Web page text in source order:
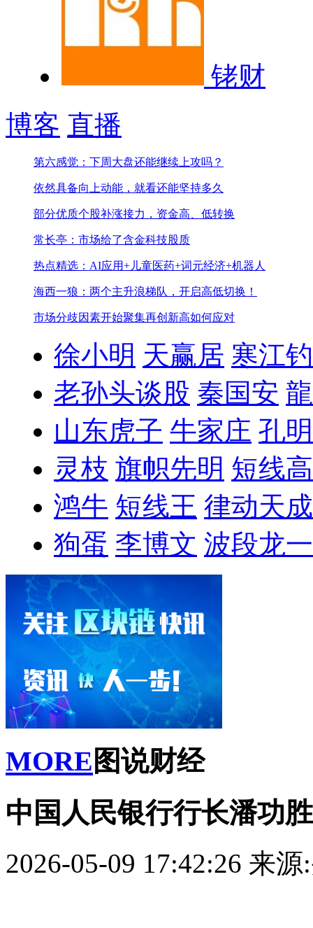
铑财
博客 直播
第六感觉：下周大盘还能继续上攻吗？
依然具备向上动能，就看还能坚持多久
部分优质个股补涨接力，资金高、低转换
常长亭：市场给了含金科技股质
热点精选：AI应用+儿童医药+词元经济+机器人
海西一狼：两个主升浪梯队，开启高低切换！
市场分歧因素开始聚集再创新高如何应对
徐小明 天赢居 寒江
老孙头谈股 秦国安
山东虎子 牛家庄 孔
灵枝 旗帜先明 短线
鸿牛 短线王 律动天成
狗蛋 李博文 波段龙一
MORE 图说财经
中国人民银行行长潘功
2026-05-09 17:42:26 来源